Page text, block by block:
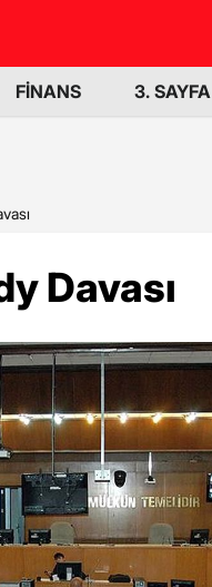
FİNANS 3. SAYFA
Davası